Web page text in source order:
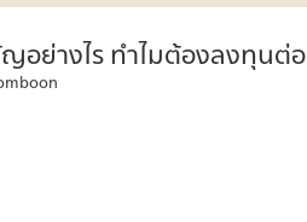
อย่างไร ทำไมต้องลงทุนต่อ